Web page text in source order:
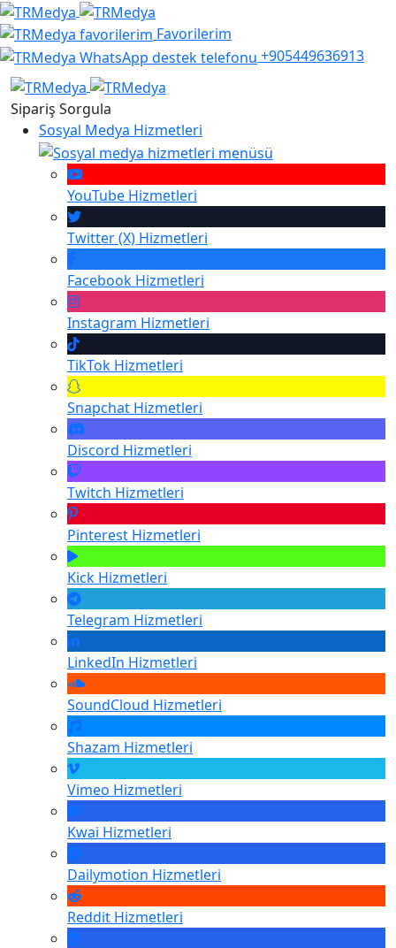
Favorilerim
+905449636913
Sipariş Sorgula
Sosyal Medya Hizmetleri
YouTube Hizmetleri
Twitter (X) Hizmetleri
Facebook Hizmetleri
Instagram Hizmetleri
TikTok Hizmetleri
Snapchat Hizmetleri
Discord Hizmetleri
Twitch Hizmetleri
Pinterest Hizmetleri
Kick Hizmetleri
Telegram Hizmetleri
LinkedIn Hizmetleri
SoundCloud Hizmetleri
Shazam Hizmetleri
Vimeo Hizmetleri
Kwai Hizmetleri
Dailymotion Hizmetleri
Reddit Hizmetleri